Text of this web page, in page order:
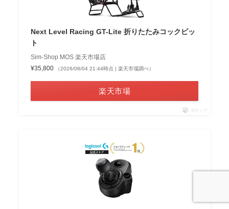
Next Level Racing GT-Lite 折りたたみコックピッ
ト
Sim-Shop MOS 楽天市場店
¥35,800
（2026/08/04 21:44時点 | 楽天市場調べ）
楽天市場
ポチップ